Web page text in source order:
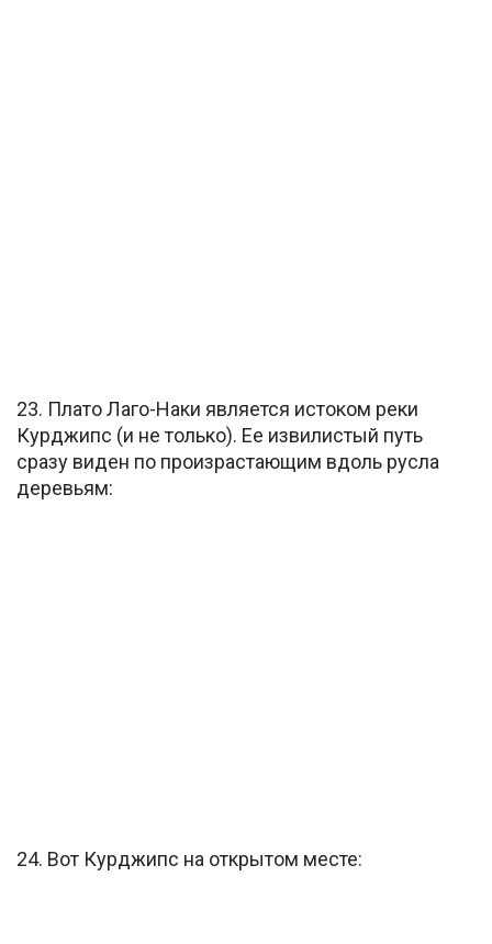
23. Плато Лаго-Наки является истоком реки
Курджипс (и не только). Ее извилистый путь
сразу виден по произрастающим вдоль русла
деревьям:
24. Вот Курджипс на открытом месте: